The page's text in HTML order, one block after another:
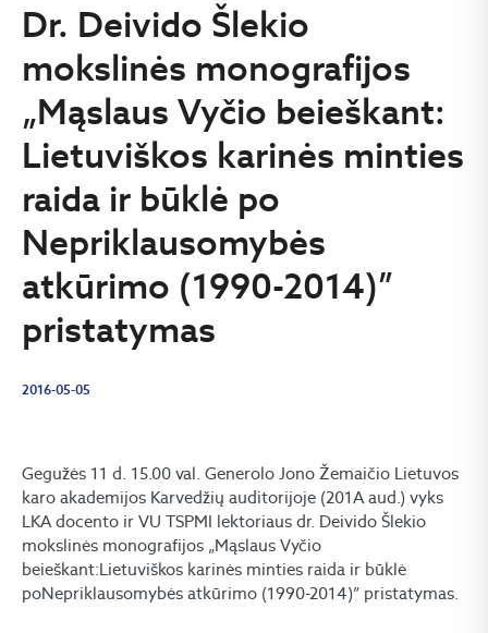
Dr. Deivido Šlekio
mokslinės monografijos
„Mąslaus Vyčio beieškant:
Lietuviškos karinės minties
raida ir būklė po
Nepriklausomybės
atkūrimo (1990-2014)”
pristatymas
2016-05-05
Gegužės 11 d. 15.00 val. Generolo Jono Žemaičio Lietuvos
karo akademijos Karvedžių auditorijoje (201A aud.) vyks
LKA docento ir VU TSPMI lektoriaus dr. Deivido Šlekio
mokslinės monografijos „Mąslaus Vyčio
beieškant:Lietuviškos karinės minties raida ir būklė
poNepriklausomybės atkūrimo (1990-2014)” pristatymas.